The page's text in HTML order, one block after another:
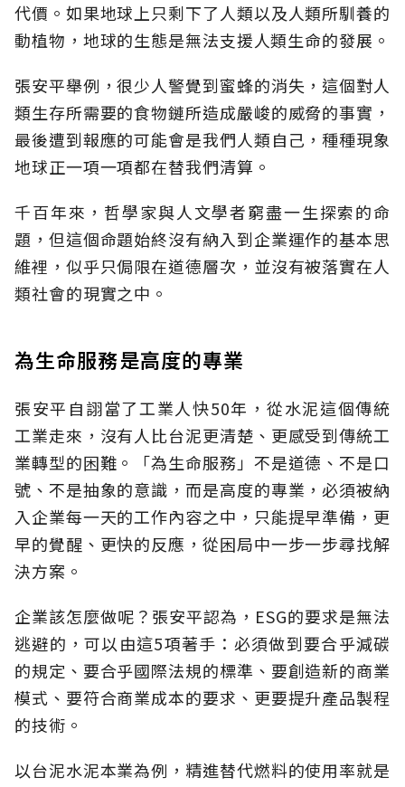
代價。如果地球上只剩下了人類以及人類所馴養的
動植物，地球的生態是無法支援人類生命的發展。
張安平舉例，很少人警覺到蜜蜂的消失，這個對人
類生存所需要的食物鏈所造成嚴峻的威脅的事實，
最後遭到報應的可能會是我們人類自己，種種現象
地球正一項一項都在替我們清算。
千百年來，哲學家與人文學者窮盡一生探索的命
題，但這個命題始終沒有納入到企業運作的基本思
維裡，似乎只侷限在道德層次，並沒有被落實在人
類社會的現實之中。
為生命服務是高度的專業
張安平自詡當了工業人快50年，從水泥這個傳統
工業走來，沒有人比台泥更清楚、更感受到傳統工
業轉型的困難。「為生命服務」不是道德、不是口
號、不是抽象的意識，而是高度的專業，必須被納
入企業每一天的工作內容之中，只能提早準備，更
早的覺醒、更快的反應，從困局中一步一步尋找解
決方案。
企業該怎麼做呢？張安平認為，ESG的要求是無法
逃避的，可以由這5項著手：必須做到要合乎減碳
的規定、要合乎國際法規的標準、要創造新的商業
模式、要符合商業成本的要求、更要提升產品製程
的技術。
以台泥水泥本業為例，精進替代燃料的使用率就是